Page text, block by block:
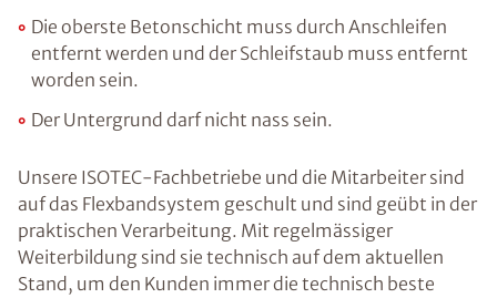
Die oberste Betonschicht muss durch Anschleifen
entfernt werden und der Schleifstaub muss entfernt
worden sein.
Der Untergrund darf nicht nass sein.
Unsere ISOTEC-Fachbetriebe und die Mitarbeiter sind
auf das Flexbandsystem geschult und sind geübt in der
praktischen Verarbeitung. Mit regelmässiger
Weiterbildung sind sie technisch auf dem aktuellen
Stand, um den Kunden immer die technisch beste